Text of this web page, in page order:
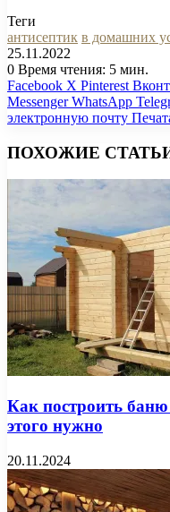
Теги
антисептик в домашних
25.11.2022
0 Время чтения: 5 мин.
Facebook X Pinterest
Messenger WhatsApp
электронную почту
ПОХОЖИЕ
Как построить
этого нужно
20.11.2024